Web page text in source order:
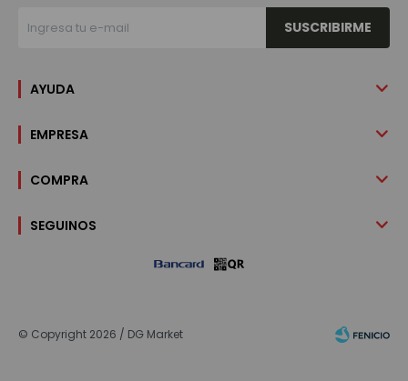
SUSCRIBIRME
AYUDA
EMPRESA
COMPRA
SEGUINOS
© Copyright 2026 / DG Market